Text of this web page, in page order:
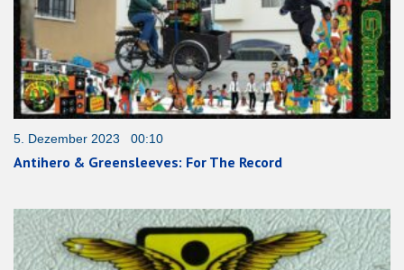
5. Dezember 2023 00:10
Antihero & Greensleeves: For The Record